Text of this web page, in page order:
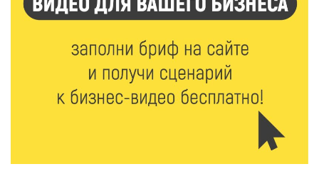
Туристический азарт и командный дух: в
Максатихинском округе завершился молодёжный
Верхневолжье